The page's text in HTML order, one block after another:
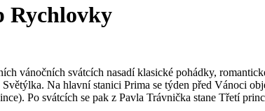
Rychlovky
vánočních svátcích nasadí klasické pohádky,
Na hlavní stanici Prima se týden před Vánoci
Po svátcích se pak z Pavla Trávnička stane Třetí